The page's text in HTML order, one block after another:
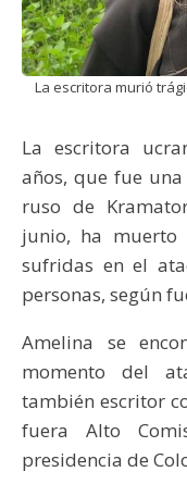
La escritora murió
La escritora
años, que fue
ruso de
junio, ha muerto
sufridas en el
personas, según
Amelina se
momento del
también escritor
fuera Alto
presidencia de